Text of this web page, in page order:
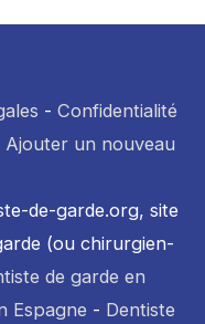
- Confidentialité
Ajouter un nouveau
de-garde.org, site
(ou chirurgien-
de garde en
Espagne - Dentiste